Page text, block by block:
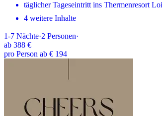
täglicher Tageseintritt ins Thermenresort
4 weitere Inhalte
1-7 Nächte·2 Personen·
ab 388 €
pro Person ab € 194